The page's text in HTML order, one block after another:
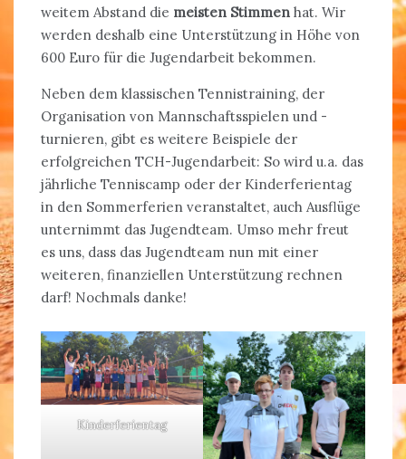
weitem Abstand die meisten Stimmen hat. Wir
werden deshalb eine Unterstützung in Höhe von
600 Euro für die Jugendarbeit bekommen.
Neben dem klassischen Tennistraining, der
Organisation von Mannschaftsspielen und -
turnieren, gibt es weitere Beispiele der
erfolgreichen TCH-Jugendarbeit: So wird u.a. das
jährliche Tenniscamp oder der Kinderferientag
in den Sommerferien veranstaltet, auch Ausflüge
unternimmt das Jugendteam. Umso mehr freut
es uns, dass das Jugendteam nun mit einer
weiteren, finanziellen Unterstützung rechnen
darf! Nochmals danke!
Kinderferientag